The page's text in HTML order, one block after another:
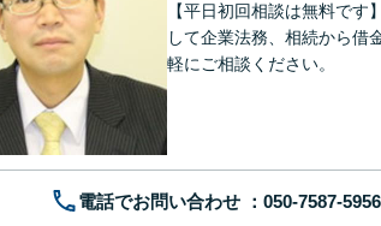
【平日初回相談は無料で
して企業法務、相続から借
軽にご相談ください。
電話でお問い合わせ